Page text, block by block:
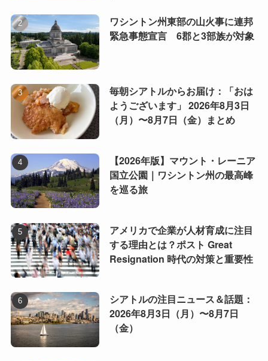
ワシントン州東部の山火事に連邦
緊急事態宣言 6郡と3部族が対象
毎朝シアトルからお届け：「おは
ようございます」 2026年8月3日
（月）〜8月7日（金）まとめ
【2026年版】マウント・レーニア
国立公園｜ワシントン州の最高峰
を巡る旅
アメリカで企業が人材育成に注目
する理由とは？ポスト Great
Resignation 時代の対策と重要性
シアトルの注目ニュース＆話題：
2026年8月3日（月）〜8月7日
（金）